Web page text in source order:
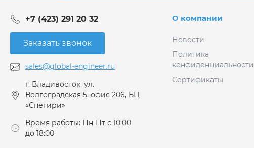
+7 (423) 291 20 32
Заказать звонок
sales@global-engineer.ru
г. Владивосток, ул.
Волгоградская 5, офис 206, БЦ
«Снегири»
Время работы: Пн-Пт с 10:00
до 18:00
О компании
Новости
Политика
конфиденциальности
Сертификаты